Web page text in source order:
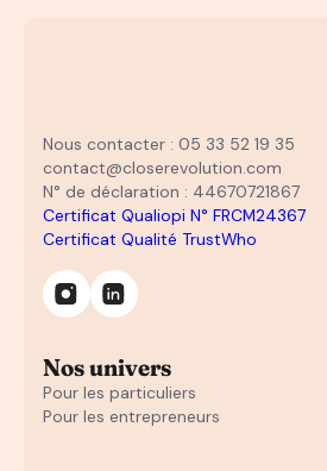
Nous contacter : 05 33 52 19 35
contact@closerevolution.com
N° de déclaration : 44670721867
Certificat Qualiopi N° FRCM24367
Certificat Qualité TrustWho
Nos univers
Pour les particuliers
Pour les entrepreneurs